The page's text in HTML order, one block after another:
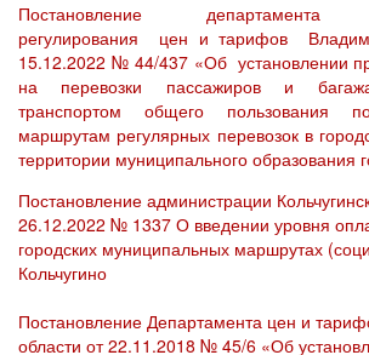
Постановление департамента
регулирования цен и тарифов
15.12.2022 № 44/437 «Об установлении
на перевозки пассажиров и
транспортом общего пользования
маршрутам регулярных перевозок в
территории муниципального образования
Постановление администрации
26.12.2022 № 1337 О введении уровня
городских муниципальных маршрутах
Кольчугино
Постановление Департамента цен и
области от 22.11.2018 № 45/6 «Об